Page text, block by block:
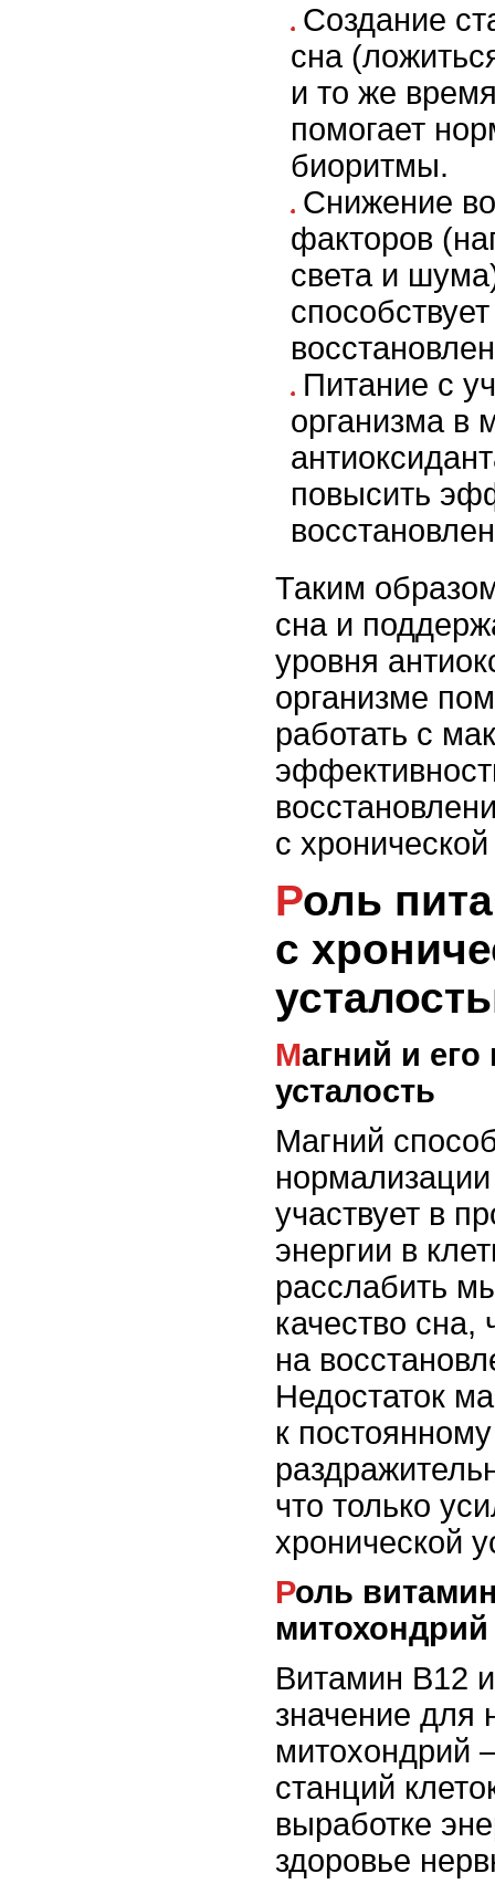
Создание
сна
и то же
помогает
биоритмы.
Снижение
факторов
света и
Питание с
организма в
повысить
Таким
сна и
уровня
организме
работать с
с
Роль питания в борьбе
с
Магний и его влияние на
усталость
Магний
участвует в
энергии в
расслабить
качество
на
Недостаток
к
что только
хронической
Роль витамина B12 и
митохондрий
Витамин B12
значение для
митохондрий
станций
выработке
здоровье